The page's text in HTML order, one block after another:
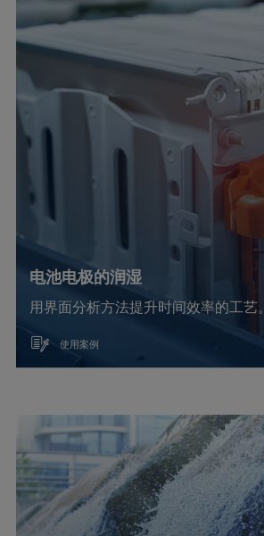
电池电极的润湿
用界面分析方法提升时间效率的工艺。
使用案例